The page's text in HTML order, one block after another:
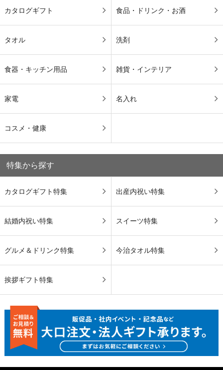
カタログギフト 食品・ドリンク・お酒
タオル 洗剤
食器・キッチン用品 雑貨・インテリア
家電 名入れ
コスメ・健康
特集から探す
カタログギフト特集 出産内祝い特集
結婚内祝い特集 スイーツ特集
グルメ＆ドリンク特集 今治タオル特集
挨拶ギフト特集